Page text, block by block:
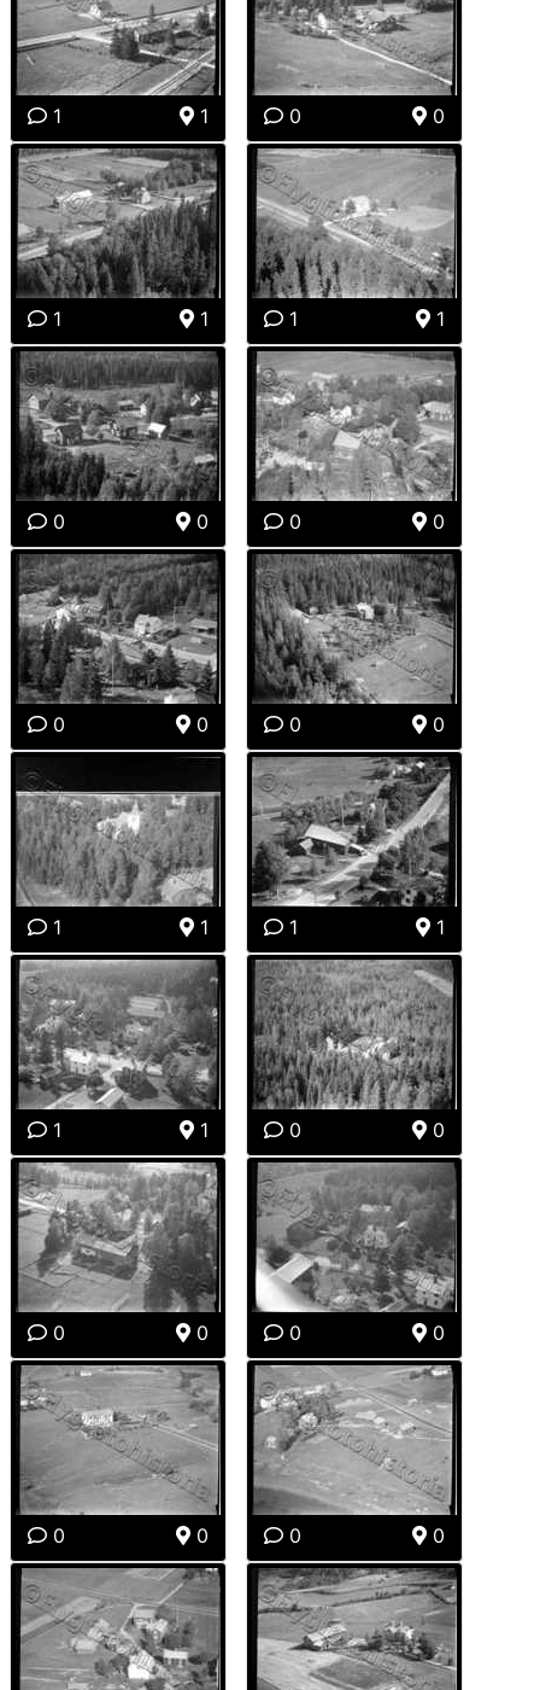
1 1 0 0
1 1 1 1
0 0 0 0
0 0 0 0
1 1 1 1
1 1 0 0
0 0 0 0
0 0 0 0